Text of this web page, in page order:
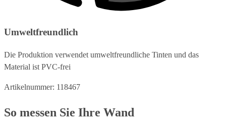
Umweltfreundlich
Die Produktion verwendet umweltfreundliche Tinten und das
Material ist PVC-frei
Artikelnummer: 118467
So messen Sie Ihre Wand